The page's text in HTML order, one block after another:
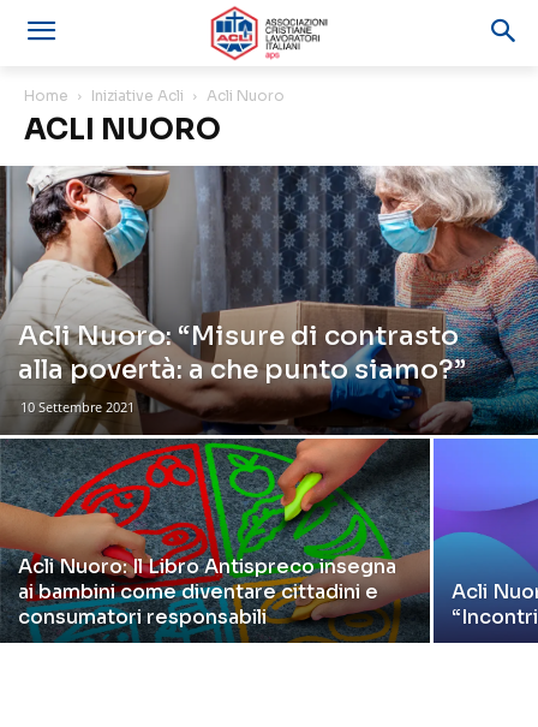
Home Iniziative Acli Acli Nuoro
ACLI NUORO
Acli Nuoro: “Misure di contrasto
alla povertà: a che punto siamo?”
10 Settembre 2021
Acli Nuoro: Il Libro Antispreco insegna
ai bambini come diventare cittadini e
consumatori responsabili
Acli